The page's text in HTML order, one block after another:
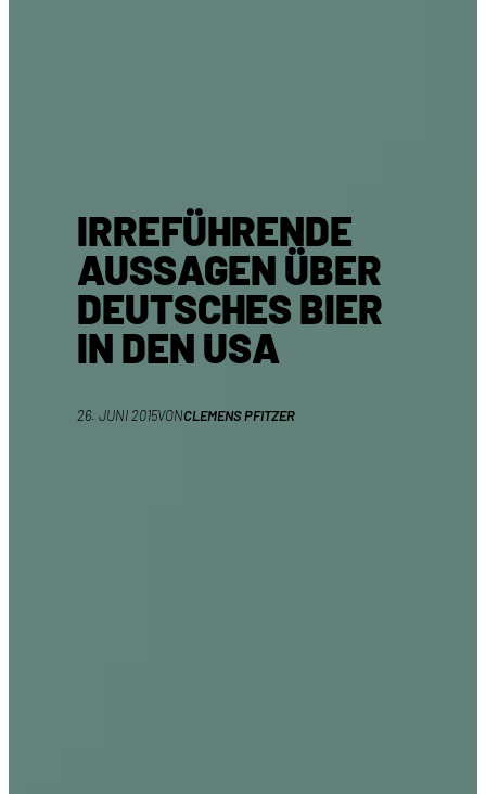
IRREFÜHRENDE
AUSSAGEN ÜBER
DEUTSCHES BIER
IN DEN USA
26. JUNI 2015VONCLEMENS PFITZER